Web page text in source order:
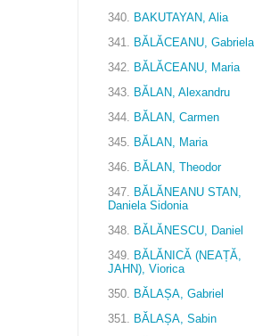
340. BAKUTAYAN, Alia
341. BĂLĂCEANU, Gabriela
342. BĂLĂCEANU, Maria
343. BĂLAN, Alexandru
344. BĂLAN, Carmen
345. BĂLAN, Maria
346. BĂLAN, Theodor
347. BĂLĂNEANU STAN,
Daniela Sidonia
348. BĂLĂNESCU, Daniel
349. BĂLĂNICĂ (NEAȚĂ,
JAHN), Viorica
350. BĂLAȘA, Gabriel
351. BĂLAȘA, Sabin